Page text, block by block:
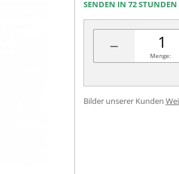
SENDEN IN 72 STUNDEN
− Menge:
Bilder unserer Kunden